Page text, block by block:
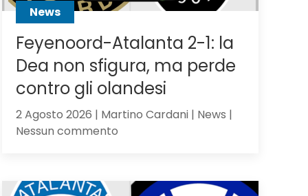
News
Feyenoord-Atalanta 2-1: la
Dea non sfigura, ma perde
contro gli olandesi
2 Agosto 2026 | Martino Cardani | News |
Nessun commentosu
2-